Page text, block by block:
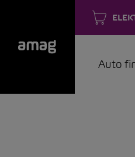
Auto